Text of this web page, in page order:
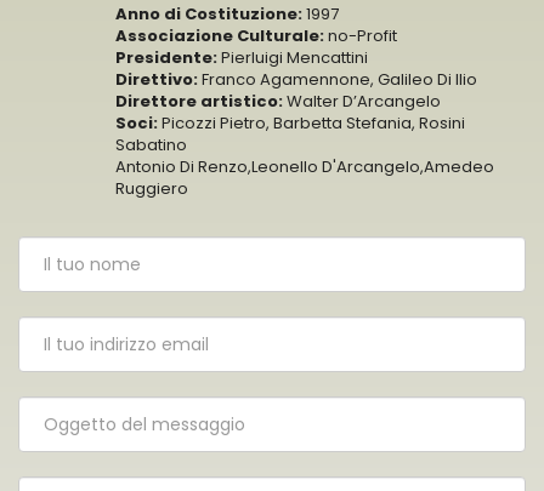
Anno di Costituzione: 1997
Associazione Culturale: no-Profit
Presidente: Pierluigi Mencattini
Direttivo: Franco Agamennone, Galileo Di Ilio
Direttore artistico: Walter D’Arcangelo
Soci: Picozzi Pietro, Barbetta Stefania, Rosini
Sabatino
Antonio Di Renzo,Leonello D'Arcangelo,Amedeo
Ruggiero